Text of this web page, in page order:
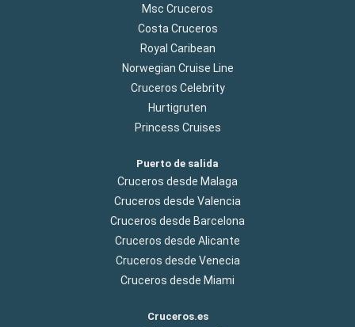
Msc Cruceros
Costa Cruceros
Royal Caribean
Norwegian Cruise Line
Cruceros Celebrity
Hurtigruten
Princess Cruises
Puerto de salida
Cruceros desde Malaga
Cruceros desde Valencia
Cruceros desde Barcelona
Cruceros desde Alicante
Cruceros desde Venecia
Cruceros desde Miami
Cruceros.es